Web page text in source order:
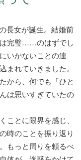
長女が誕生。結婚前
完璧……のはずでし
いかないことの連
まれていきました。
から、何でも「ひと
は思いすぎていたの
とに限界を感じ、
時のことを振り返り
もっと周りを頼るべ